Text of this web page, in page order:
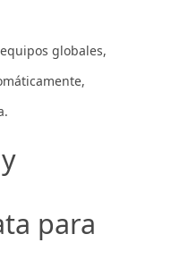
globales,
para